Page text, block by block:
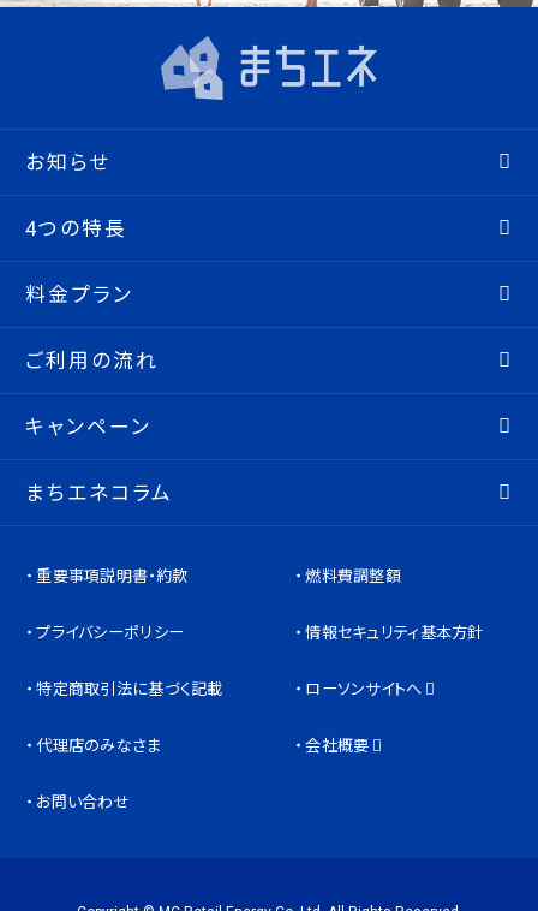
お知らせ
4つの特長
料金プラン
ご利用の流れ
キャンペーン
まちエネコラム
重要事項説明書・約款 燃料費調整額
プライバシーポリシー 情報セキュリティ基本方針
特定商取引法に基づく記載 ローソンサイトへ
代理店のみなさま 会社概要
お問い合わせ